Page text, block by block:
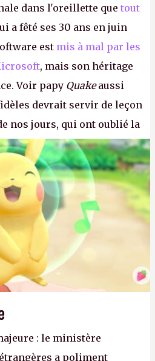
dans l'oreillette que tout
a fêté ses 30 ans en juin
est mis à mal par les
, mais son héritage
Voir papy Quakeaussi
devrait servir de leçon
nos jours, qui ont oublié la
leurs joueurs et les
une bonne guerre des
!
: le ministère
a poliment